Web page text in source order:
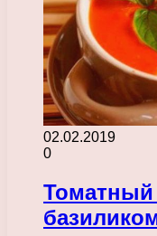
02.02.2019
0
Томатный